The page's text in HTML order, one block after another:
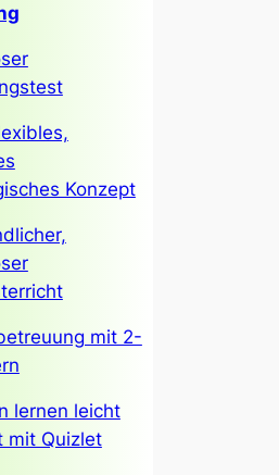
Konzept
mit 2-
lernen leicht
mit Quizlet